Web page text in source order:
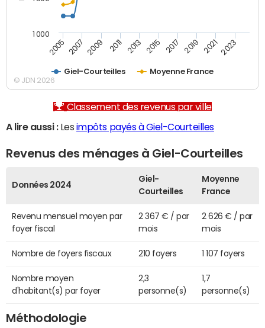
Giel-Courteilles Moyenne France
2005 2007 2009 2011 2013 2015 2017 2019 2021 2023
1 000
© JDN 2026
Classement des revenus par ville
A lire aussi :Les impôts payés à Giel-Courteilles
Revenus des ménages à Giel-Courteilles
Données 2024
Giel-
Courteilles
Moyenne
France
Revenu mensuel moyen par
foyer fiscal
2 367 € / par
mois
2 626 € / par
mois
Nombre de foyers fiscaux 210 foyers 1 107 foyers
Nombre moyen
d'habitant(s) par foyer
2,3
personne(s)
1,7
personne(s)
Méthodologie